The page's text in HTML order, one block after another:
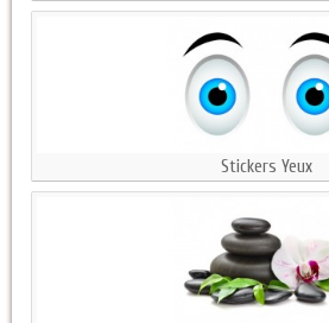
Stickers Yeux